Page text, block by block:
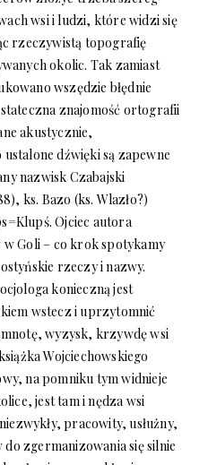
wsi i ludzi, które widzi się
rzeczywistą topografię
okolic. Tak zamiast
wszędzie błędnie
znajomość ortografii
akustycznie,
dźwięki są zapewne
nazwisk Czabajski
ks. Bazo (ks. Wlazło?)
Ojciec autora
w Goli – co krok spotykamy
rzeczy i nazwy.
konieczną jest
wstecz i uprzytomnić
wyzysk, krzywdę wsi
Wojciechowskiego
na pomniku tym widnieje
jest tam i nędza wsi
pracowity, usłużny,
zgermanizowania się silnie